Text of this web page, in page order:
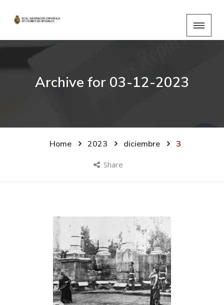
Archive for 03-12-2023
Home 2023 diciembre 3
Share